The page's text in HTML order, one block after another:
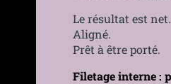
Le résultat est net.
Aligné.
Prêt à être porté.
Filetage interne :